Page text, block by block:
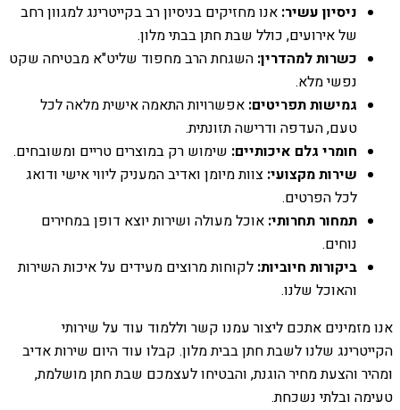
ניסיון עשיר: אנו מחזיקים בניסיון רב בקייטרינג למגוון רחב
של אירועים, כולל שבת חתן בבתי מלון.
כשרות למהדרין: השגחת הרב מחפוד שליט"א מבטיחה שקט
נפשי מלא.
גמישות תפריטים: אפשרויות התאמה אישית מלאה לכל
טעם, העדפה ודרישה תזונתית.
חומרי גלם איכותיים: שימוש רק במוצרים טריים ומשובחים.
שירות מקצועי: צוות מיומן ואדיב המעניק ליווי אישי ודואג
לכל הפרטים.
תמחור תחרותי: אוכל מעולה ושירות יוצא דופן במחירים
נוחים.
ביקורות חיוביות: לקוחות מרוצים מעידים על איכות השירות
והאוכל שלנו.
אנו מזמינים אתכם ליצור עמנו קשר וללמוד עוד על שירותי
הקייטרינג שלנו לשבת חתן בבית מלון. קבלו עוד היום שירות אדיב
ומהיר והצעת מחיר הוגנת, והבטיחו לעצמכם שבת חתן מושלמת,
טעימה ובלתי נשכחת.